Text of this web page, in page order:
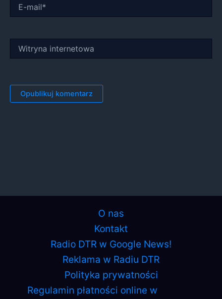
mail*
internetowa
O nas
Kontakt
Radio DTR w Google News!
Reklama w Radiu DTR
Polityka prywatności
Regulamin płatności online w